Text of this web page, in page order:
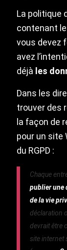
La politique
contenant
vous devez
avez
déjà les
Dans les
trouver des
la façon de
pour un site
du RGPD :
Chaque
publier une
de la vie
déclaration
devrait être
site internet